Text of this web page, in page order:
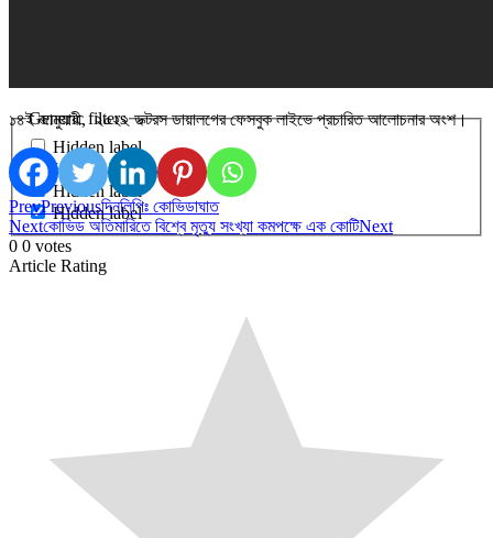
Generic filters
Hidden label
Hidden label
Hidden label
Hidden label
১৪ই জানুয়ারী, ২০২২ ডক্টরস ডায়ালগের ফেসবুক লাইভে প্রচারিত আলোচনার অংশ।
PrevPreviousদিনলিপিঃ কোভিডাঘাত
Nextকোভিড অতিমারিতে বিশ্বে মৃত্যু সংখ্যা কমপক্ষে এক কোটিNext
0 0 votes
Article Rating